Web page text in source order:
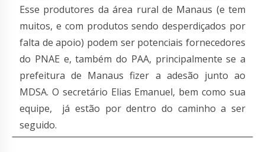
Esse produtores da área rural de Manaus (e tem
muitos, e com produtos sendo desperdiçados por
falta de apoio) podem ser potenciais fornecedores
do PNAE e, também do PAA, principalmente se a
prefeitura de Manaus fizer a adesão junto ao
MDSA. O secretário Elias Emanuel, bem como sua
equipe, já estão por dentro do caminho a ser
seguido.